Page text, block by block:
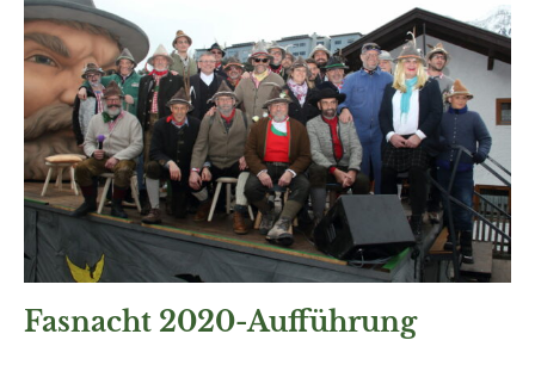
Fasnacht 2020-Aufführung